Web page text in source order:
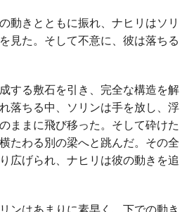
動きとともに振れ、ナヒリはソリ
見た。そして不意に、彼は落ちる
する敷石を引き、完全な構造を解
落ちる中、ソリンは手を放し、浮
ままに飛び移った。そして砕けた
たわる別の梁へと跳んだ。その全
広げられ、ナヒリは彼の動きを追